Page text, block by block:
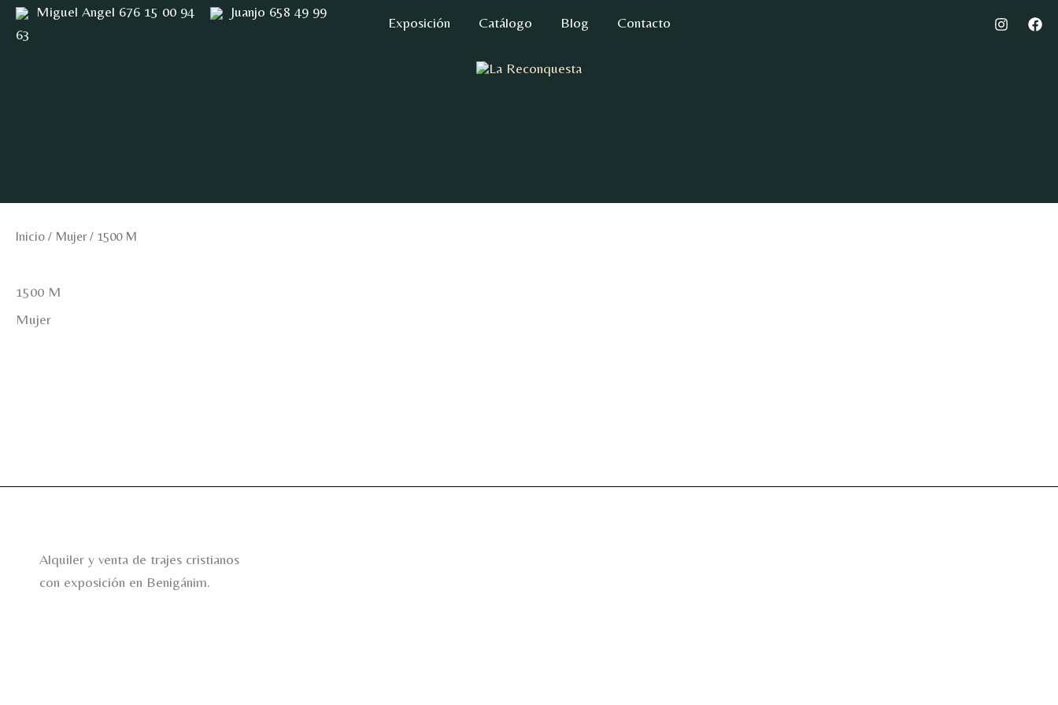
Miguel Angel 676 15 00 94
Juanjo 658 49 99
63
Exposición Catálogo Blog Contacto
Inicio / Mujer / 1500 M
1500 M
Mujer
Alquiler y venta de trajes cristianos
con exposición en Benigánim.